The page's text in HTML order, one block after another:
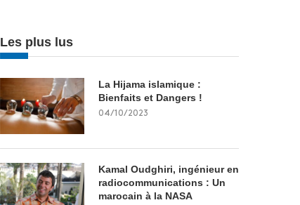
Les plus lus
La Hijama islamique :
Bienfaits et Dangers !
04/10/2023
Kamal Oudghiri, ingénieur en
radiocommunications : Un
marocain à la NASA